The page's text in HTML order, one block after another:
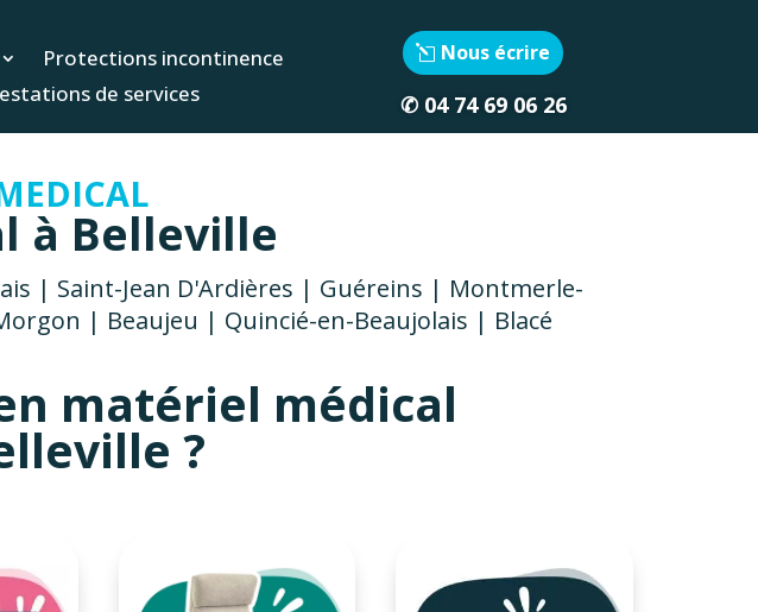
Protections incontinence
de services
Nous écrire
✆ 04 74 69 06 26
à Belleville
| Saint-Jean D'Ardières | Guéreins | Montmerle-
| Beaujeu | Quincié-en-Beaujolais | Blacé
matériel médical
?